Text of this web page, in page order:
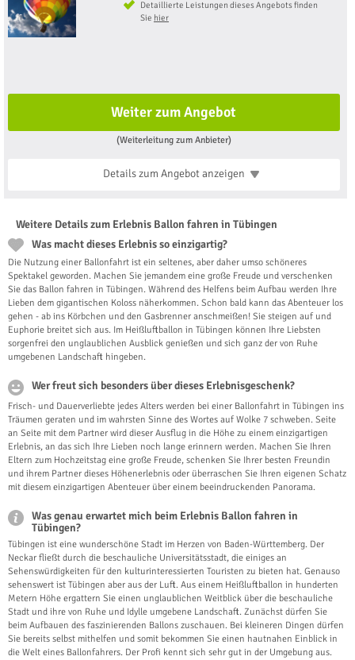
Detaillierte Leistungen dieses Angebots finden
Sie hier
Weiter zum Angebot
(Weiterleitung zum Anbieter)
Details zum Angebotanzeigen
Weitere Details zum Erlebnis Ballon fahren in Tübingen
Was macht dieses Erlebnis so einzigartig?
Die Nutzung einer Ballonfahrt ist ein seltenes, aber daher umso schöneres
Spektakel geworden. Machen Sie jemandem eine große Freude und verschenken
Sie das Ballon fahren in Tübingen. Während des Helfens beim Aufbau werden Ihre
Lieben dem gigantischen Koloss näherkommen. Schon bald kann das Abenteuer los
gehen - ab ins Körbchen und den Gasbrenner anschmeißen! Sie steigen auf und
Euphorie breitet sich aus. Im Heißluftballon in Tübingen können Ihre Liebsten
sorgenfrei den unglaublichen Ausblick genießen und sich ganz der von Ruhe
umgebenen Landschaft hingeben.
Wer freut sich besonders über dieses Erlebnisgeschenk?
Frisch- und Dauerverliebte jedes Alters werden bei einer Ballonfahrt in Tübingen ins
Träumen geraten und im wahrsten Sinne des Wortes auf Wolke 7 schweben. Seite
an Seite mit dem Partner wird dieser Ausflug in die Höhe zu einem einzigartigen
Erlebnis, an das sich Ihre Lieben noch lange erinnern werden. Machen Sie Ihren
Eltern zum Hochzeitstag eine große Freude, schenken Sie Ihrer besten Freundin
und ihrem Partner dieses Höhenerlebnis oder überraschen Sie Ihren eigenen Schatz
mit diesem einzigartigen Abenteuer über einem beeindruckenden Panorama.
Was genau erwartet mich beim Erlebnis Ballon fahren in
Tübingen?
Tübingen ist eine wunderschöne Stadt im Herzen von Baden-Württemberg. Der
Neckar fließt durch die beschauliche Universitätsstadt, die einiges an
Sehenswürdigkeiten für den kulturinteressierten Touristen zu bieten hat. Genauso
sehenswert ist Tübingen aber aus der Luft. Aus einem Heißluftballon in hunderten
Metern Höhe ergattern Sie einen unglaublichen Weitblick über die beschauliche
Stadt und ihre von Ruhe und Idylle umgebene Landschaft. Zunächst dürfen Sie
beim Aufbauen des faszinierenden Ballons zuschauen. Bei kleineren Dingen dürfen
Sie bereits selbst mithelfen und somit bekommen Sie einen hautnahen Einblick in
die Welt eines Ballonfahrers. Der Profi kennt sich sehr gut in der Umgebung aus.